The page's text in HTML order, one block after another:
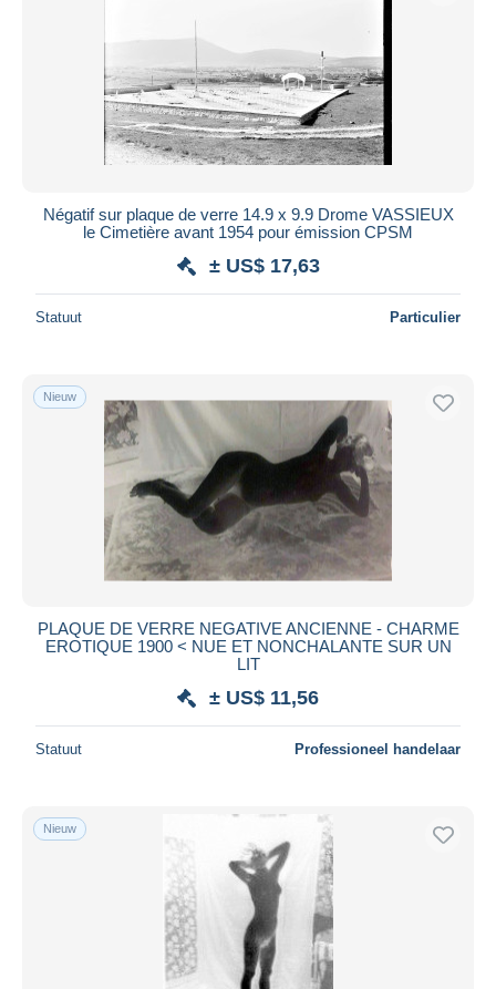
Négatif sur plaque de verre 14.9 x 9.9 Drome VASSIEUX
le Cimetière avant 1954 pour émission CPSM
± US$ 17,63
Statuut Particulier
Nieuw
PLAQUE DE VERRE NEGATIVE ANCIENNE - CHARME
EROTIQUE 1900 < NUE ET NONCHALANTE SUR UN
LIT
± US$ 11,56
Statuut Professioneel handelaar
Nieuw